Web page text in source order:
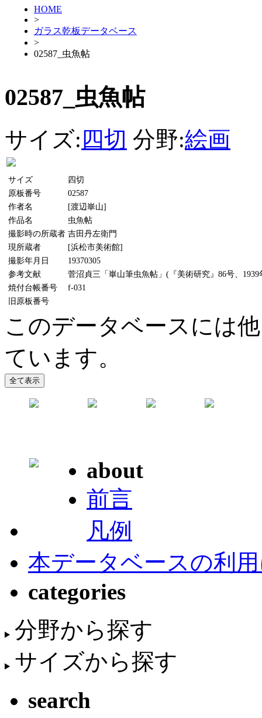
HOME
>
ガラス乾板データベース
>
02587_虫魚帖
02587_虫魚帖
サイズ: 四切 分野:絵画
サイズ
四切
原板番号
02587
作者名
[渡辺崋山]
作品名
虫魚帖
撮影時の所蔵者 吉田丹左衛門
現所蔵者
[浜松市美術館]
撮影年月日
19370305
参考文献
菅沼貞三「崋山筆虫魚帖」(『美術研究』86号、1939
焼付台帳番号
f-031
旧原板番号
このデータベースには
ています。
about
前言
凡例
本データベースの利
categories
分野から探す
サイズから探す
search